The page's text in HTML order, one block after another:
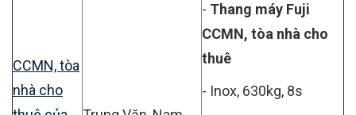
CCMN, tòa
nhà cho
- Thang máy Fuji
CCMN, tòa nhà cho
thuê
- Inox, 630kg, 8s